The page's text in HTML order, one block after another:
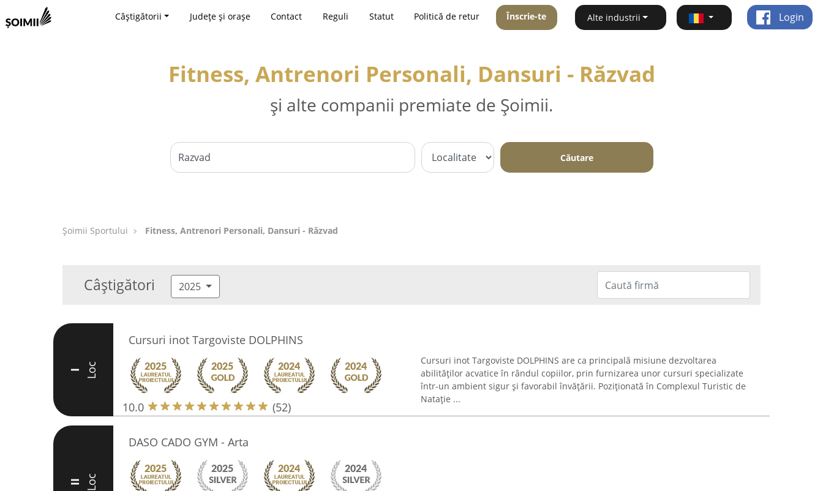
Câștigătorii Județe și orașe Contact Reguli Statut Politică de retur Înscrie-te Alte industrii Login
Fitness, Antrenori Personali, Dansuri - Răzvad
și alte companii premiate de Șoimii.
Căutare
Șoimii Sportului Fitness, Antrenori Personali, Dansuri - Răzvad
Câștigători 2025
I Loc
Cursuri inot Targoviste DOLPHINS
10.0 (52)
Cursuri inot Targoviste DOLPHINS are ca principală misiune dezvoltarea
abilităților acvatice în rândul copiilor, prin furnizarea unor cursuri specializate
într-un ambient sigur și favorabil învățării. Poziționată în Complexul Turistic de
Natație ...
II Loc
DASO CADO GYM - Arta